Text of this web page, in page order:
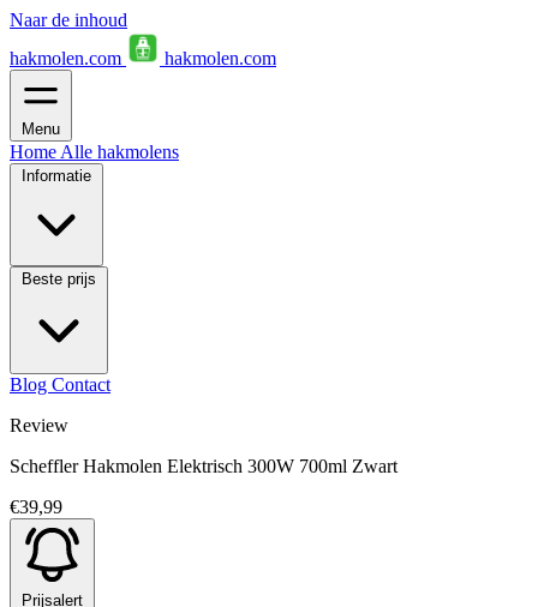
Naar de inhoud
hakmolen.com
hakmolen.com
Menu
Home Alle hakmolens
Informatie
Beste prijs
Blog Contact
Review
Scheffler Hakmolen Elektrisch 300W 700ml Zwart
€39,99
Prijsalert